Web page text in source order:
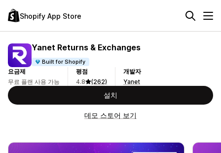
Shopify App Store
Yanet Returns & Exchanges
Built for Shopify
요금제
무료 플랜 사용 가능
평점
4.8
(262)
개발자
Yanet
설치
데모 스토어 보기